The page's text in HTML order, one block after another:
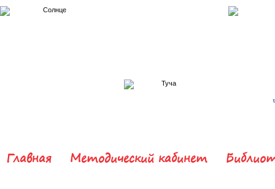
Главная Методический кабинет